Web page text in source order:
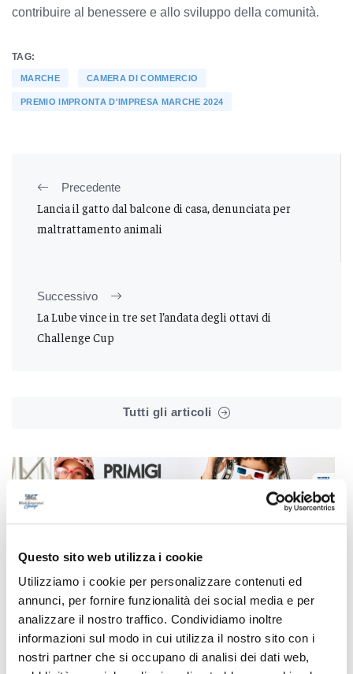
Questo sito web utilizza i cookie
Utilizziamo i cookie per personalizzare contenuti ed
annunci, per fornire funzionalità dei social media e per
analizzare il nostro traffico. Condividiamo inoltre
informazioni sul modo in cui utilizza il nostro sito con i
nostri partner che si occupano di analisi dei dati web,
contribuire al benessere e allo sviluppo della comunità.
TAG:
MARCHE CAMERA DI COMMERCIO
PREMIO IMPRONTA D'IMPRESA MARCHE 2024
Precedente
Lancia il gatto dal balcone di casa, denunciata per
maltrattamento animali
Successivo
La Lube vince in tre set l’andata degli ottavi di
Challenge Cup
Tutti gli articoli
Correlati